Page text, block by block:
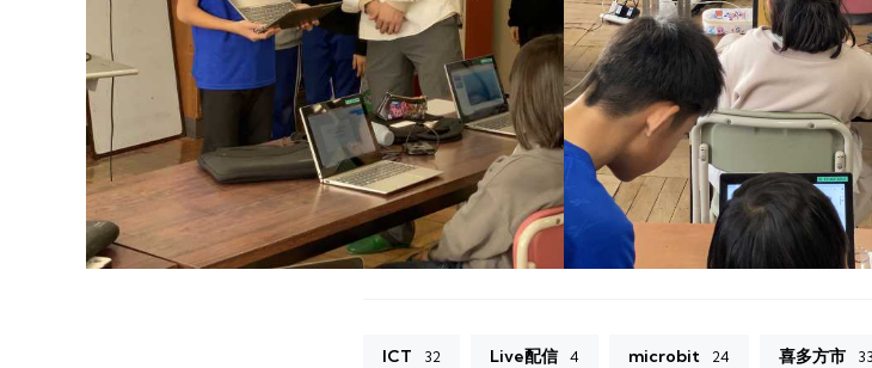
ICT 32 Live配信 4 microbit 24 喜多方市 33